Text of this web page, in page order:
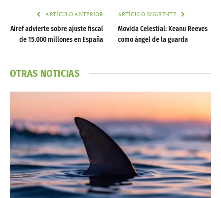
ARTÍCULO ANTERIOR
Airef advierte sobre ajuste fiscal
de 15.000 millones en España
ARTÍCULO SIGUIENTE
Movida Celestial: Keanu Reeves
como ángel de la guarda
OTRAS NOTICIAS